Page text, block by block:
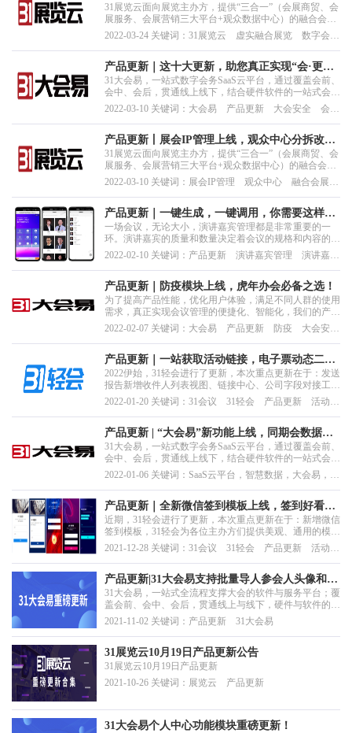
卷收集…31展览云，用心做产品
31展览云面向展览主办方，提供“三合一”（会展商贸、会
展服务、会展营销三大平台+观众数据中心）的融合会展
系统，同时也是一款简单易用、高性价比，真正实现虚实
融合办展和数字化落地的支撑系统。
2022-03-24 关键词：31展览云 虚实融合展览 数字会展
产品更新｜这十大更新，助您真正实现“会·更轻
松”
31大会易，一站式数字会务SaaS云平台，通过覆盖会前、
会中、会后，贯通线上线下，结合硬件软件的一站式会议
科技产品与服务，实现智慧邀约、智慧日程、智慧通知、
智慧证件、智慧签到、智慧现场、智慧监控、智慧数据的
会议全流程智慧化管理。
2022-03-10 关键词：大会易 产品更新 大会安全 会议
产品更新丨展会IP管理上线，观众中心分拆改
造…这波上新很有料！
31展览云面向展览主办方，提供“三合一”（会展商贸、会
展服务、会展营销三大平台+观众数据中心）的融合会展
系统，同时也是一款简单易用、高性价比，真正实现双线
一体的融合办展和数字化落地的支撑系统。
2022-03-10 关键词：展会IP管理 观众中心 融合会展系
产品更新｜一键生成，一键调用，你需要这样的
演讲嘉宾管理！
一场会议，无论大小，演讲嘉宾管理都是非常重要的一
环。演讲嘉宾的质量和数量决定着会议的规格和内容的丰
富度，所以对于会议主办方来说，全方位展示演讲嘉宾的
信息，以便于吸引更多的与会嘉宾是常用的宣传方式。
2022-02-10 关键词：产品更新 演讲嘉宾管理 演讲嘉宾
产品更新｜防疫模块上线，虎年办会必备之选！
为了提高产品性能，优化用户体验，满足不同人群的使用
需求，真正实现会议管理的便捷化、智能化，我们的产品
和研发团队，不断改进平台功能，持续提升服务体验，力
求将“大会易”打磨的更加完善。如今，“大会易”再添新模
块——防疫信息模块上线，主办方可根据防疫需要，设置
防疫信息表，要求参会人填写与上传防疫信息。防...
2022-02-07 关键词：大会易 产品更新 防疫 大会安
产品更新｜一站获取活动链接，电子票动态二维
码…31轻会，将DIY办会进行到底！
2022伊始，31轻会进行了更新，本次重点更新在于：发送
报告新增收件人列表视图、链接中心、公司字段对接工商
库、新增电子票动态二维码，大大提高主办方们的办会效
2022-01-20 关键词：31会议 31轻会 产品更新 活动管
产品更新 | “大会易”新功能上线，同期会数据增
加不同状态啦
31大会易，一站式数字会务SaaS云平台，通过覆盖会前、
会中、会后，贯通线上线下，结合硬件软件的一站式会议
科技产品与服务，实现智慧邀约、智慧日程、智慧通知、
智慧证件、智慧签到、智慧现场、智慧监控、智慧数据的
会议全流程智慧化管理。
2022-01-06 关键词：SaaS云平台，智慧数据，大会易，智
产品更新｜全新微信签到模板上线，签到好看不
止一点！
近期，31轻会进行了更新，本次重点更新在于：新增微信
签到模板，31轻会为各位主办方们提供美观、通用的模
板，选好模板之后就可以直接使用，大大提高主办方们的
工作效率。另有其他产品更新和优化，例如注册协议更
新、报名表单【图片】、【文件】字段添加限制大小提示
等，真正地协助主办方DIY每一场数字会议。
2021-12-28 关键词：31会议 31轻会 产品更新 活动管
产品更新|31大会易支持批量导人参会人头像和导
入团体成员啦！
31大会易，一站式全流程支撑大会的软件与服务平台；覆
盖会前、会中、会后，贯通线上与线下，硬件与软件的一
站式会议科技产品与服务。通过31大会易，实现智慧邀
约、智慧日程、智慧通知、智慧证件、智慧接待、智慧签
到、智慧现场、智慧监控、智慧数据等大会的全流程智慧
化管理。
2021-11-02 关键词：产品更新 31大会易
31展览云10月19日产品更新公告
31展览云10月19日产品更新
2021-10-26 关键词：展览云 产品更新
31大会易个人中心功能模块重磅更新！